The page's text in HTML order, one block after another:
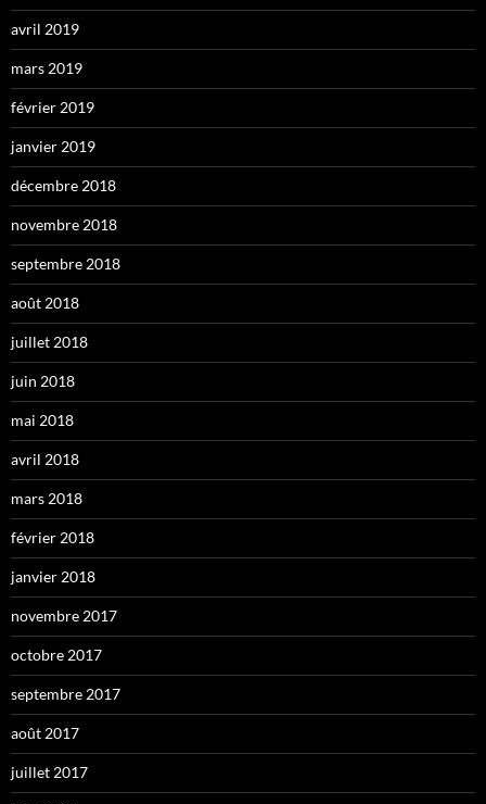
avril 2019
mars 2019
février 2019
janvier 2019
décembre 2018
novembre 2018
septembre 2018
août 2018
juillet 2018
juin 2018
mai 2018
avril 2018
mars 2018
février 2018
janvier 2018
novembre 2017
octobre 2017
septembre 2017
août 2017
juillet 2017